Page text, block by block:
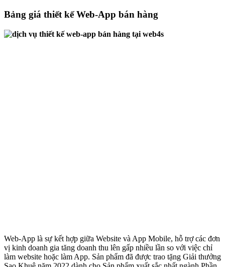
Bảng giá thiết kế Web-App bán hàng
Web-App là sự kết hợp giữa Website và App Mobile, hỗ trợ các đơn
vị kinh doanh gia tăng doanh thu lên gấp nhiều lần so với việc chỉ
làm website hoặc làm App. Sản phẩm đã được trao tặng Giải thưởng